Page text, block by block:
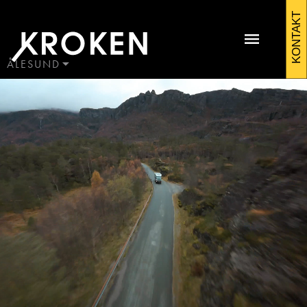
alesund
ÅLESUND
HAUGALAND
ÅLESUND
ÅNDALSNES
KONTAKT
Kontakt Ålesund
Martin Sunde